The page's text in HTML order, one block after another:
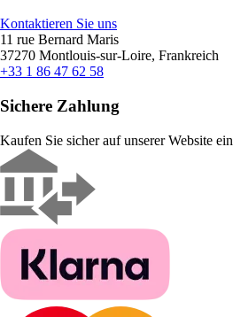
Kontaktieren Sie uns
11 rue Bernard Maris
37270 Montlouis-sur-Loire, Frankreich
+33 1 86 47 62 58
Sichere Zahlung
Kaufen Sie sicher auf unserer Website ein